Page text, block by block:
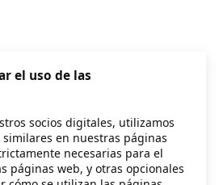
el uso de las
socios digitales, utilizamos
similares en nuestras páginas
necesarias para el
páginas web, y otras opcionales